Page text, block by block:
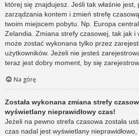
której się znajdujesz. Jeśli tak właśnie jest,
zarządzania kontem i zmień strefę
twoim miejscem pobytu. Np. Europa
Zelandia. Zmiana strefy czasowej, tak jak i
może zostać wykonana tylko przez
użytkowników. Jeżeli nie jesteś
teraz jest dobry moment, by się
Na górę
Została wykonana zmiana strefy
wyświetlany nieprawidłowy czas!
Jeżeli na pewno strefa czasowa została
czas nadal jest wyświetlany